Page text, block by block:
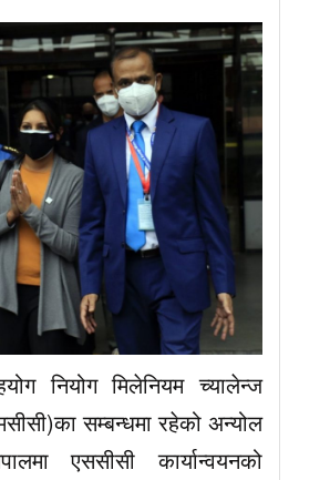
नियोग मिलेनियम च्यालेन्ज
सम्बन्धमा रहेको अन्योल
एससीसी कार्यान्वयनको